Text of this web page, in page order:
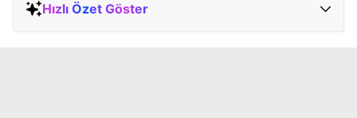
Hızlı Özet Göster